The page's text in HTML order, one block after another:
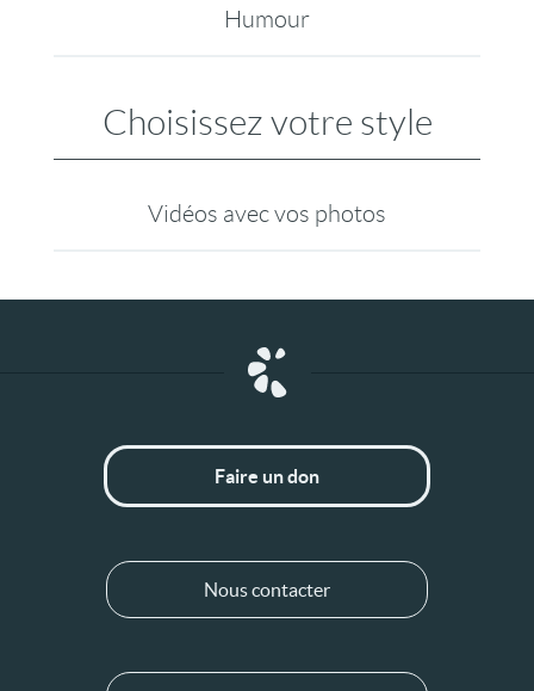
Humour
Choisissez votre style
Vidéos avec vos photos
Faire un don
Nous contacter